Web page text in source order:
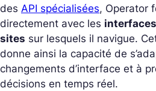
des API spécialisées, Operator
directement avec les
sites sur lesquels il navigue.
donne ainsi la capacité de
changements d’interface et à
décisions en temps réel.